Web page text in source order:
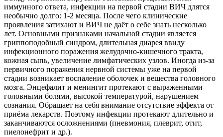
иммунного ответа, инфекции на первой стадии ВИЧ длятся
необычно долго: 1-2 месяца. После чего клинические
проявления затихают и ВИЧ не даёт о себе знать несколько
лет. Основными признаками начальной стадии является
гриппоподобный синдром, длительная диарея ввиду
инфекционного поражения желудочно-кишечного тракта,
кожная сыпь, увеличение лимфатических узлов. Иногда из-за
первичного поражения нервной системы уже на первой
стадии возникает воспаление оболочек и вещества головного
мозга. Энцефалит и менингит протекают с выраженными
головными болями, высокой температурой, нарушением
сознания. Обращает на себя внимание отсутствие эффекта от
приёма лекарств. Поэтому инфекции протекают длительно и
заканчиваются осложнениями (пневмония, плеврит, отит,
пиелонефрит и др.).